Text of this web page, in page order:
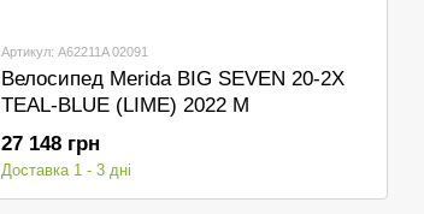
Артикул: A62211A 02091
Велосипед Merida BIG SEVEN 20-2X
TEAL-BLUE (LIME) 2022 M
27 148 грн
Доставка 1 - 3 дні